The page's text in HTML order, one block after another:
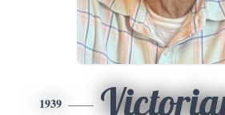
1939